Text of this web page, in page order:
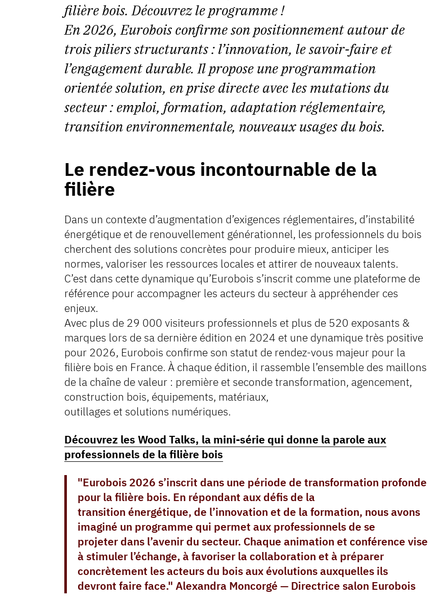
filière bois. Découvrez le programme !
En 2026, Eurobois confirme son positionnement autour de
trois piliers structurants : l’innovation, le savoir-faire et
l’engagement durable. Il propose une programmation
orientée solution, en prise directe avec les mutations du
secteur : emploi, formation, adaptation réglementaire,
transition environnementale, nouveaux usages du bois.
Le rendez-vous incontournable de la
filière
Dans un contexte d’augmentation d’exigences réglementaires, d’instabilité
énergétique et de renouvellement générationnel, les professionnels du bois
cherchent des solutions concrètes pour produire mieux, anticiper les
normes, valoriser les ressources locales et attirer de nouveaux talents.
C’est dans cette dynamique qu’Eurobois s’inscrit comme une plateforme de
référence pour accompagner les acteurs du secteur à appréhender ces
enjeux.
Avec plus de 29 000 visiteurs professionnels et plus de 520 exposants &
marques lors de sa dernière édition en 2024 et une dynamique très positive
pour 2026, Eurobois confirme son statut de rendez-vous majeur pour la
filière bois en France. À chaque édition, il rassemble l’ensemble des maillons
de la chaîne de valeur : première et seconde transformation, agencement,
construction bois, équipements, matériaux,
outillages et solutions numériques.
Découvrez les Wood Talks, la mini-série qui donne la parole aux
professionnels de la filière bois
"Eurobois 2026 s’inscrit dans une période de transformation profonde
pour la filière bois. En répondant aux défis de la
transition énergétique, de l’innovation et de la formation, nous avons
imaginé un programme qui permet aux professionnels de se
projeter dans l’avenir du secteur. Chaque animation et conférence vise
à stimuler l’échange, à favoriser la collaboration et à préparer
concrètement les acteurs du bois aux évolutions auxquelles ils
devront faire face." Alexandra Moncorgé — Directrice salon Eurobois